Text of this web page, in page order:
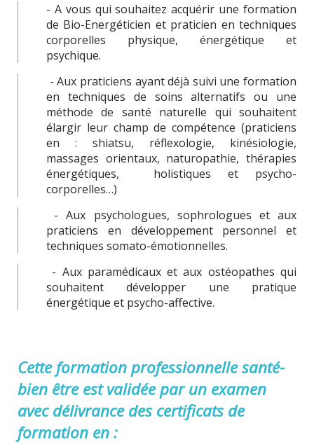
- A vous qui souhaitez acquérir une formation
de Bio-Energéticien et praticien en techniques
corporelles physique, énergétique et
psychique.
- Aux praticiens ayant déjà suivi une formation
en techniques de soins alternatifs ou une
méthode de santé naturelle qui souhaitent
élargir leur champ de compétence (praticiens
en : shiatsu, réflexologie, kinésiologie,
massages orientaux, naturopathie, thérapies
énergétiques, holistiques et psycho-
corporelles…)
- Aux psychologues, sophrologues et aux
praticiens en développement personnel et
techniques somato-émotionnelles.
- Aux paramédicaux et aux ostéopathes qui
souhaitent développer une pratique
énergétique et psycho-affective.
Cette formation professionnelle santé-
bien être est validée par un examen
avec délivrance des certificats de
formation en :